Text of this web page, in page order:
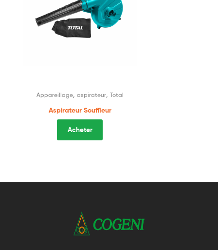
Appareillage, aspirateur, Total
Aspirateur Souffleur
Acheter